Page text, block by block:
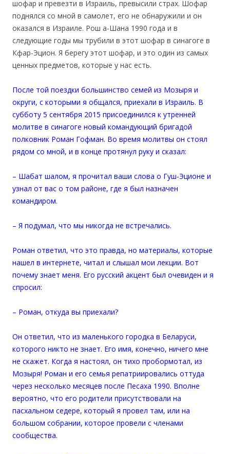
шофар и превезти в Израиль, превысили страх. Шофар
поднялся со мной в самолет, его не обнаружили и он
оказался в Израиле. Рош а-Шана 1990 года и в
следующие годы мы трубили в этот шофар в синагоге в
Кфар-Эцион. Я берегу этот шофар, и это один из самых
ценных предметов, которые у нас есть.
После той поездки большинство семей из Мозыря и
округи, с которыми я общался, приехали в Израиль. В
субботу 5 сентября 2015 присоединился к утренней
молитве в синагоге новый командующий бригадой
полковник Роман Гофман. Во время молитвы он стоял
рядом со мной, и в конце протянул руку и сказал:
– Шабат шалом, я прочитал ваши слова о Гуш-Эционе и
узнал от вас о том районе, где я был назначен
командиром.
– Я подумал, что мы никогда не встречались.
Роман ответил, что это правда, но материалы, которые
нашел в интернете, читал и слышал мои лекции. Вот
почему знает меня. Его русский акцент был очевиден и я
спросил:
– Роман, откуда вы приехали?
Он ответил, что из маленького городка в Беларуси,
которого никто не знает. Его имя, конечно, ничего мне
не скажет. Когда я настоял, он тихо пробормотал, из
Мозыря! Роман и его семья репатриировались оттуда
через несколько месяцев после Песаха 1990. Вполне
вероятно, что его родители присутствовали на
пасхальном седере, который я провел там, или на
большом собрании, которое провели с членами
сообщества.